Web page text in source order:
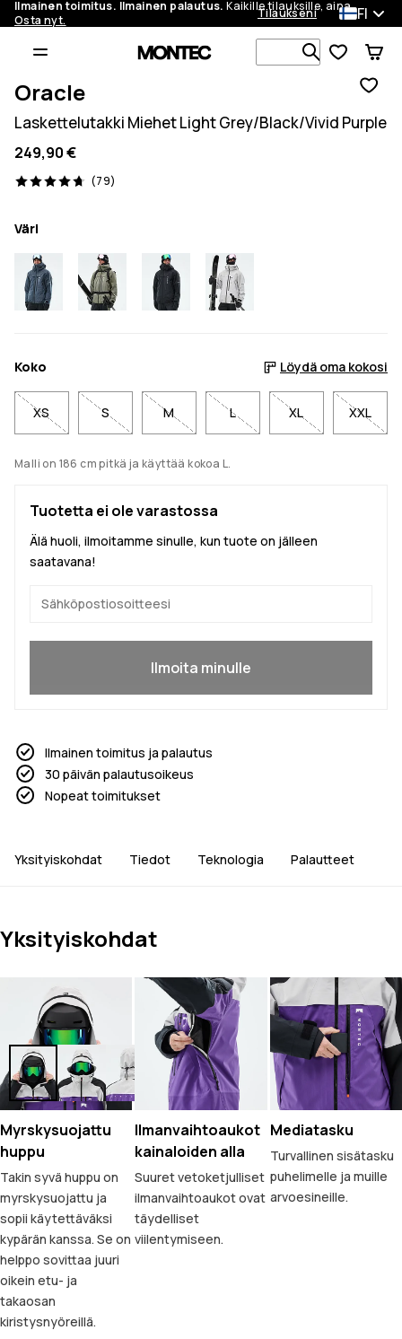
Ilmainen toimitus. Ilmainen palautus. Kaikille tilauksille, aina.
Osta nyt.
Tilaukseni FI
Etsi 1 000+
Oracle
Laskettelutakki Miehet Light Grey/Black/Vivid Purple
249,90 €
(79)
79 arvostelut, 4.7/5
Väri
Koko Löydä oma kokosi
XS S M L XL XXL
Malli on 186 cm pitkä ja käyttää kokoa L.
Tuotetta ei ole varastossa
Älä huoli, ilmoitamme sinulle, kun tuote on jälleen
saatavana!
Ilmoita minulle
Ilmainen toimitus ja palautus
30 päivän palautusoikeus
Nopeat toimitukset
Yksityiskohdat Tiedot Teknologia Palautteet
Yksityiskohdat
Myrskysuojattu
huppu
Takin syvä huppu on
myrskysuojattu ja
sopii käytettäväksi
kypärän kanssa. Se on
helppo sovittaa juuri
oikein etu- ja
takaosan
kiristysnyöreillä.
Ilmanvaihtoaukot
kainaloiden alla
Suuret vetoketjulliset
ilmanvaihtoaukot ovat
täydelliset
viilentymiseen.
Mediatasku
Turvallinen sisätasku
puhelimelle ja muille
arvoesineille.